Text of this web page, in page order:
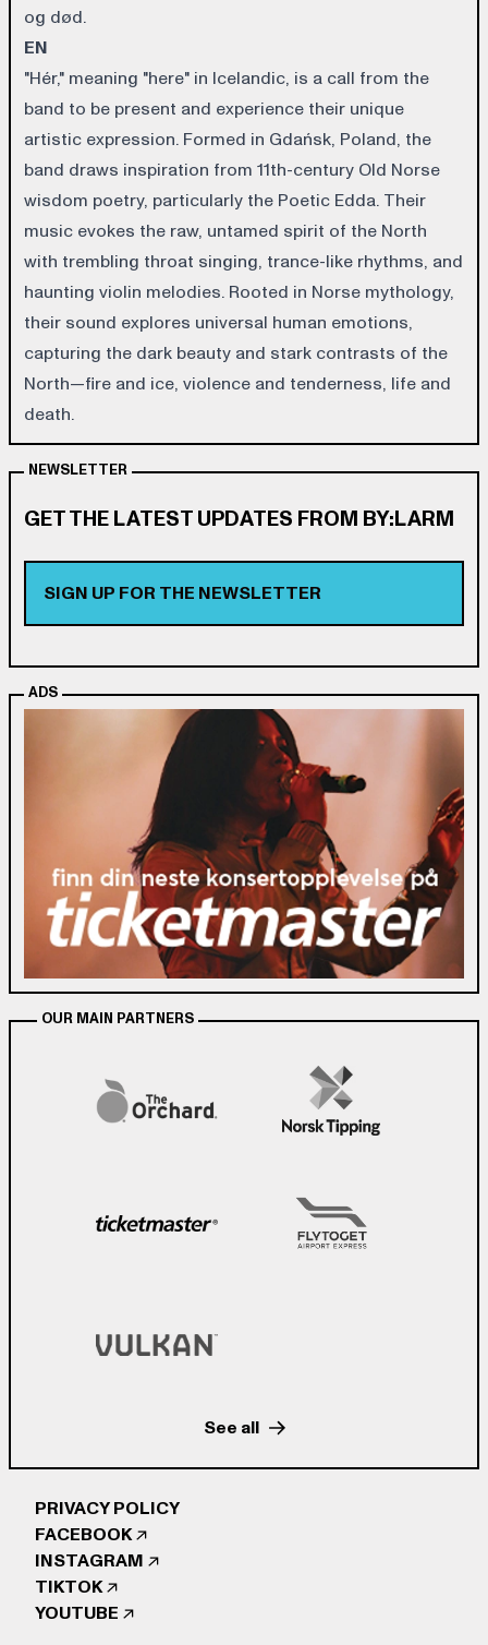
og død.
EN
"Hér," meaning "here" in Icelandic, is a call from the
band to be present and experience their unique
artistic expression. Formed in Gdańsk, Poland, the
band draws inspiration from 11th-century Old Norse
wisdom poetry, particularly the Poetic Edda. Their
music evokes the raw, untamed spirit of the North
with trembling throat singing, trance-like rhythms, and
haunting violin melodies. Rooted in Norse mythology,
their sound explores universal human emotions,
capturing the dark beauty and stark contrasts of the
North—fire and ice, violence and tenderness, life and
death.
NEWSLETTER
GET THE LATEST UPDATES FROM BY:LARM
SIGN UP FOR THE NEWSLETTER
ADS
OUR MAIN PARTNERS
See all
FACEBOOK
INSTAGRAM
TIKTOK
YOUTUBE
PRIVACY POLICY